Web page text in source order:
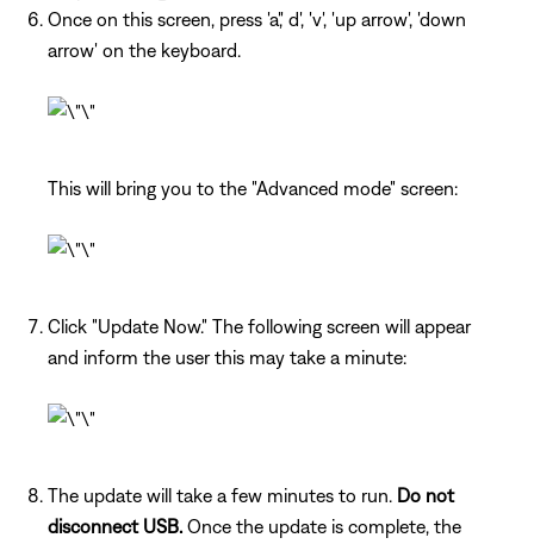
Once on this screen, press 'a',' d', 'v', 'up arrow', 'down
arrow' on the keyboard.
This will bring you to the "Advanced mode" screen:
Click "Update Now." The following screen will appear
and inform the user this may take a minute:
The update will take a few minutes to run. Do not
disconnect USB. Once the update is complete, the